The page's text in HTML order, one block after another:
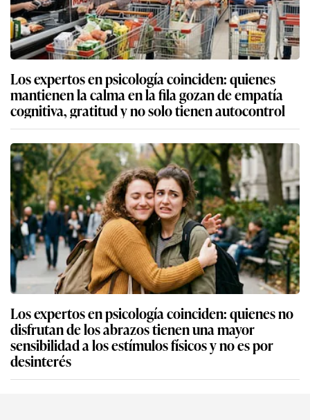
Los expertos en psicología coinciden: quienes
mantienen la calma en la fila gozan de empatía
cognitiva, gratitud y no solo tienen autocontrol
Los expertos en psicología coinciden: quienes no
disfrutan de los abrazos tienen una mayor
sensibilidad a los estímulos físicos y no es por
desinterés